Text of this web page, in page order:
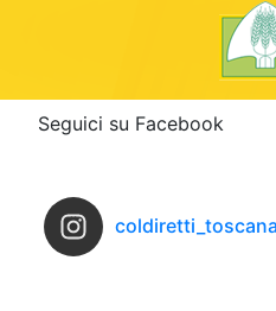
Seguici su Facebook
coldiretti_toscana